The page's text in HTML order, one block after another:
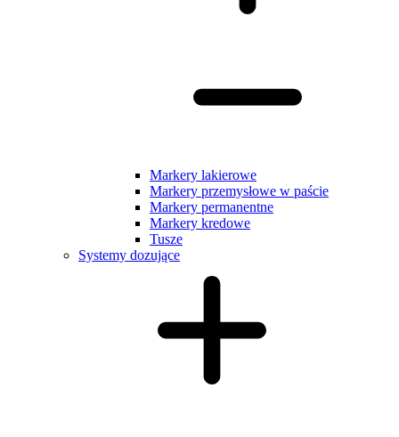
Markery lakierowe
Markery przemysłowe w paście
Markery permanentne
Markery kredowe
Tusze
Systemy dozujące